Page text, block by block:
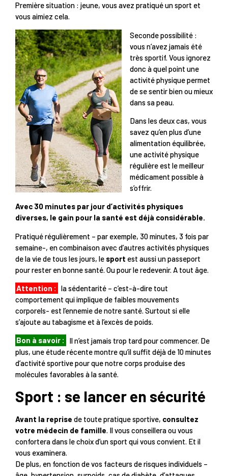
Première situation : jeune, vous avez pratiqué un sport et
vous aimiez cela.
Seconde possibilité :
vous n’avez jamais été
très sportif. Vous ignorez
donc à quel point une
activité physique permet
de se sentir bien ou mieux
dans sa peau.
Dans les deux cas, vous
savez qu’en plus d’une
alimentation équilibrée,
une activité physique
régulière est le meilleur
médicament possible à
s’offrir.
Avec 30 minutes par jour d’activités physiques
diverses, le gain pour la santé est déjà considérable.
Pratiqué régulièrement – par exemple, 30 minutes, 3 fois par
semaine-, en combinaison avec d’autres activités physiques
de la vie de tous les jours, le sport est aussi un passeport
pour rester en bonne santé. Ou pour le redevenir. A tout âge.
Attention :
la sédentarité – c’est-à-dire tout
comportement qui implique de faibles mouvements
corporels- est l’ennemie de notre santé. Surtout si elle
s’ajoute au tabagisme et à l’excès de poids.
Bon à savoir :
Il n’est jamais trop tard pour commencer. De
plus, une étude récente montre qu’il suffit déjà de 10 minutes
d’activité sportive pour que notre corps produise des
molécules favorables à la santé.
Sport : se lancer en sécurité
Avant la reprise de toute pratique sportive, consultez
votre médecin de famille. Il vous conseillera ou vous
confortera dans le choix d’un sport qui vous convient. Et il
vous examinera.
De plus, en fonction de vos facteurs de risques individuels –